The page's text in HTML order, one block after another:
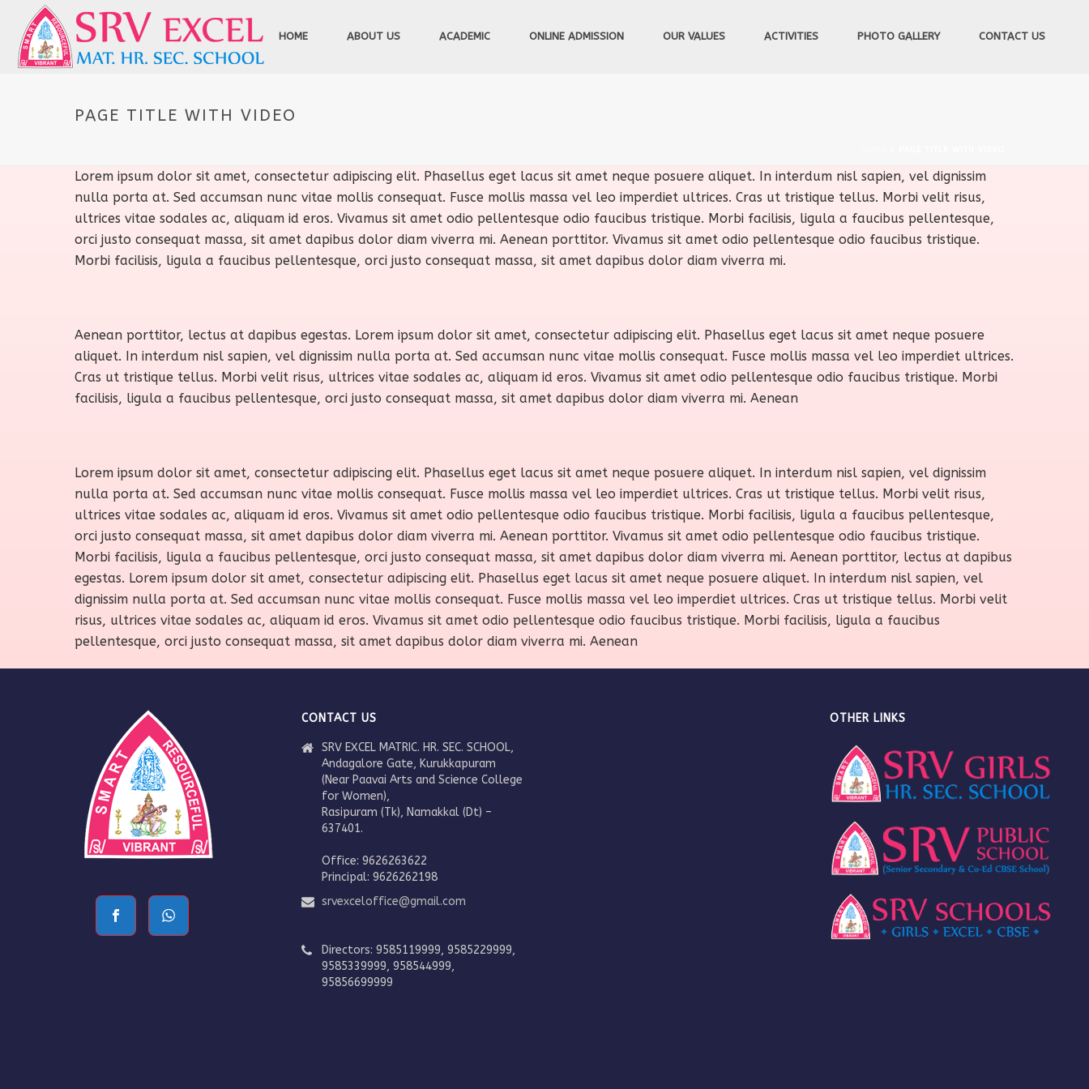
HOME ABOUT US ACADEMIC ONLINE ADMISSION OUR VALUES ACTIVITIES PHOTO GALLERY CONTACT US
PAGE TITLE WITH VIDEO
Lorem ipsum dolor sit amet, consectetur adipiscing elit. Phasellus eget lacus sit amet neque posuere aliquet. In interdum nisl sapien, vel dignissim
nulla porta at. Sed accumsan nunc vitae mollis consequat. Fusce mollis massa vel leo imperdiet ultrices. Cras ut tristique tellus. Morbi velit risus,
ultrices vitae sodales ac, aliquam id eros. Vivamus sit amet odio pellentesque odio faucibus tristique. Morbi facilisis, ligula a faucibus pellentesque,
orci justo consequat massa, sit amet dapibus dolor diam viverra mi. Aenean porttitor. Vivamus sit amet odio pellentesque odio faucibus tristique.
Morbi facilisis, ligula a faucibus pellentesque, orci justo consequat massa, sit amet dapibus dolor diam viverra mi.
Aenean porttitor, lectus at dapibus egestas. Lorem ipsum dolor sit amet, consectetur adipiscing elit. Phasellus eget lacus sit amet neque posuere
aliquet. In interdum nisl sapien, vel dignissim nulla porta at. Sed accumsan nunc vitae mollis consequat. Fusce mollis massa vel leo imperdiet ultrices.
Cras ut tristique tellus. Morbi velit risus, ultrices vitae sodales ac, aliquam id eros. Vivamus sit amet odio pellentesque odio faucibus tristique. Morbi
facilisis, ligula a faucibus pellentesque, orci justo consequat massa, sit amet dapibus dolor diam viverra mi. Aenean
Lorem ipsum dolor sit amet, consectetur adipiscing elit. Phasellus eget lacus sit amet neque posuere aliquet. In interdum nisl sapien, vel dignissim
nulla porta at. Sed accumsan nunc vitae mollis consequat. Fusce mollis massa vel leo imperdiet ultrices. Cras ut tristique tellus. Morbi velit risus,
ultrices vitae sodales ac, aliquam id eros. Vivamus sit amet odio pellentesque odio faucibus tristique. Morbi facilisis, ligula a faucibus pellentesque,
orci justo consequat massa, sit amet dapibus dolor diam viverra mi. Aenean porttitor. Vivamus sit amet odio pellentesque odio faucibus tristique.
Morbi facilisis, ligula a faucibus pellentesque, orci justo consequat massa, sit amet dapibus dolor diam viverra mi. Aenean porttitor, lectus at dapibus
egestas. Lorem ipsum dolor sit amet, consectetur adipiscing elit. Phasellus eget lacus sit amet neque posuere aliquet. In interdum nisl sapien, vel
dignissim nulla porta at. Sed accumsan nunc vitae mollis consequat. Fusce mollis massa vel leo imperdiet ultrices. Cras ut tristique tellus. Morbi velit
risus, ultrices vitae sodales ac, aliquam id eros. Vivamus sit amet odio pellentesque odio faucibus tristique. Morbi facilisis, ligula a faucibus
pellentesque, orci justo consequat massa, sit amet dapibus dolor diam viverra mi. Aenean
CONTACT US
SRV EXCEL MATRIC. HR. SEC. SCHOOL,
Andagalore Gate, Kurukkapuram
(Near Paavai Arts and Science College
for Women),
Rasipuram (Tk), Namakkal (Dt) –
637401.
Office: 9626263622
Principal: 9626262198
srvexceloffice@gmail.com
Directors: 9585119999, 9585229999,
9585339999, 958544999,
95856699999
OTHER LINKS